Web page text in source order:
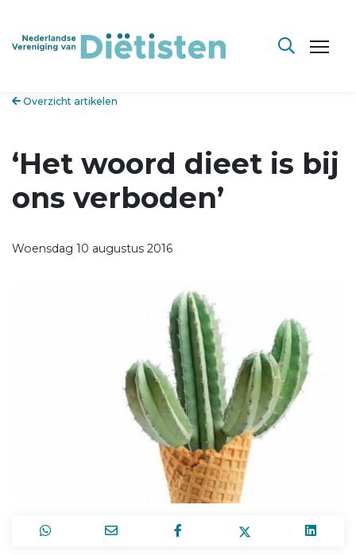
Overzicht artikelen
‘Het woord dieet is bij
ons verboden’
Woensdag 10 augustus 2016